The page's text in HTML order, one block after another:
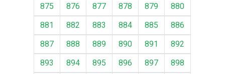
875
876 877 878 879
880
881
882 883 884 885
886
887
888 889 890 891
892
893
894 895 896 897
898